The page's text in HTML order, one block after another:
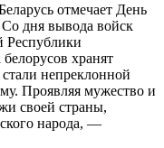
отмечает День
дня вывода войск
Республики
хранят
непреклонной
Проявляя мужество и
своей страны,
народа, —